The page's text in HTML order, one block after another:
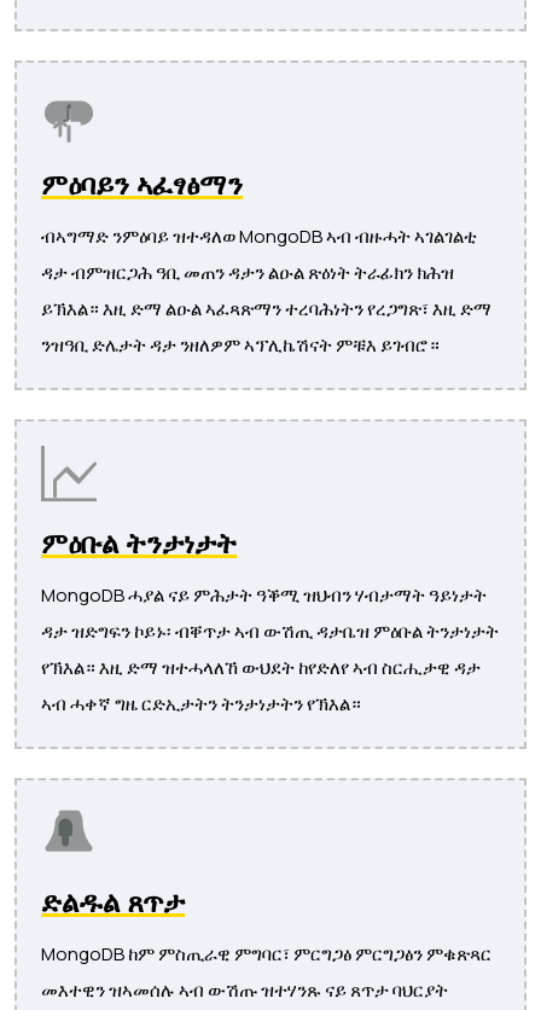
ምዕባይን ኣፈፃፅማን
ብኣግማድ ንምዕባይ ዝተዳለወ MongoDB ኣብ ብዙሓት ኣገልገልቲ
ዳታ ብምዝርጋሕ ዓቢ መጠን ዳታን ልዑል ጽዕነት ትራፊክን ክሕዝ
ይኽእል። እዚ ድማ ልዑል ኣፈጻጽማን ተረባሕነትን የረጋግጽ፣ እዚ ድማ
ንዝዓቢ ድሌታት ዳታ ንዘለዎም ኣፕሊኬሽናት ምቹእ ይገብሮ።
ምዕቡል ትንታነታት
MongoDB ሓያል ናይ ምሕታት ዓቕሚ ዝህብን ሃብታማት ዓይነታት
ዳታ ዝድግፍን ኮይኑ፡ ብቐጥታ ኣብ ውሽጢ ዳታቤዝ ምዕቡል ትንታነታት
የኽእል። እዚ ድማ ዝተሓላለኸ ውህደት ከየድለየ ኣብ ስርሒታዊ ዳታ
ኣብ ሓቀኛ ግዜ ርድኢታትን ትንታነታትን የኽእል።
ድልዱል ጸጥታ
MongoDB ከም ምስጢራዊ ምግባር፣ ምርግጋፅ ምርግጋፅን ምቁጽጻር
መእተዊን ዝኣመሰሉ ኣብ ውሽጡ ዝተሃንጹ ናይ ጸጥታ ባህርያት